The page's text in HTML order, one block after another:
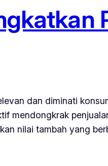
dan diminati
mendongkrak
nilai tambah yang